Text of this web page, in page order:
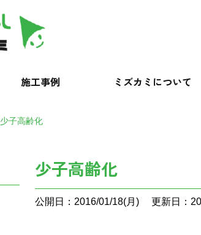
施工事例 ミズカミについて
少子高齢化
少子高齢化
公開日：2016/01/18(月) 更新日：